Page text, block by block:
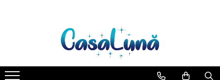
Toate Produsele
Gamma D'ORO Odorizant Cu
Betisoare 120 ml